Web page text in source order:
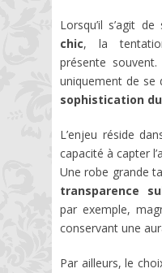
Lorsqu’il s’agit
chic, la
présente
uniquement de se
sophistication
L’enjeu réside
capacité à capter
Une robe grande
transparence
par exemple,
conservant une
Par ailleurs, le